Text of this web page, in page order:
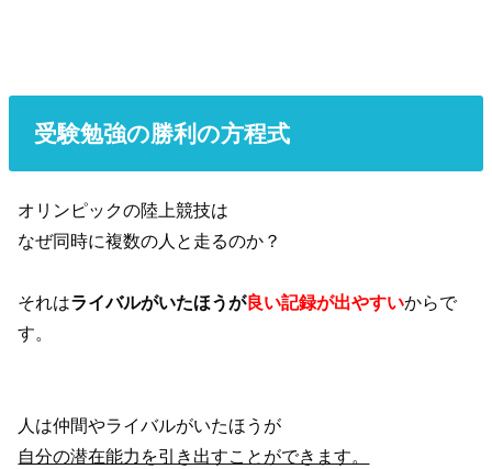
受験勉強の勝利の方程式
オリンピックの陸上競技は
なぜ同時に複数の人と走るのか？
それはライバルがいたほうが良い記録が出やすいからで
す。
人は仲間やライバルがいたほうが
自分の潜在能力を引き出すことができます。